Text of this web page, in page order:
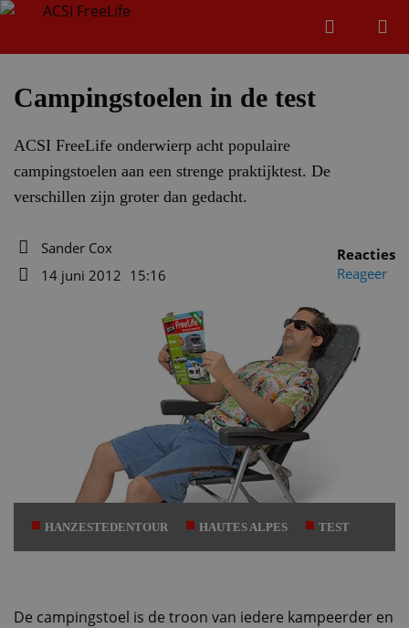
Campingstoelen in de test
ACSI FreeLife onderwierp acht populaire
campingstoelen aan een strenge praktijktest. De
verschillen zijn groter dan gedacht.
Auteur
Sander Cox
14 juni 2012 15:16
Reacties
Reageer
HANZESTEDENTOUR HAUTES ALPES TEST
De campingstoel is de troon van iedere kampeerder en